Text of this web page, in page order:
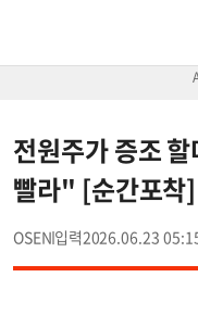
전원주가 증조
빨라" [순간포착]
OSEN 2026.06.23